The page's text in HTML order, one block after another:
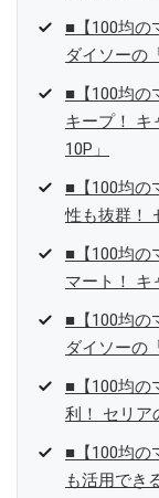
■【100均の
ダイソーの
■【100均の
キープ！ キ
10P」
■【100均の
性も抜群！
■【100均の
マート！ キ
■【100均の
ダイソーの
■【100均の
利！ セリア
■【100均の
も活用でき